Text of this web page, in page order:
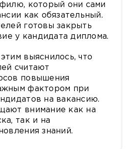
который они сами
как обязательный.
готовы закрыть
у кандидата диплома.
выяснилось, что
считают
повышения
фактором при
на вакансию.
внимание как на
так и на
знаний.